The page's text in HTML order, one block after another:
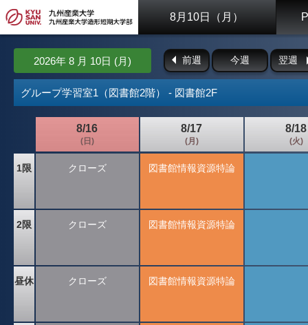
8月10日（月）
2026年 8 月 10日 (月) 前週 今週 翌週
グループ学習室1（図書館2階） - 図書館2F
8/16
(日)
8/17
(月)
8/18
(火)
1限
2限
昼休
クローズ
クローズ
クローズ
図書館情報資源特論
図書館情報資源特論
図書館情報資源特論